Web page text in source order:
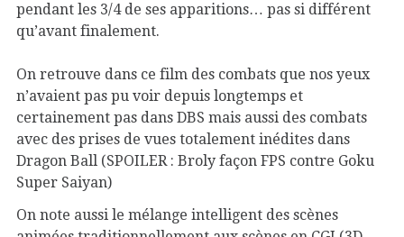
pendant les 3/4 de ses apparitions… pas si différent
qu’avant finalement.
On retrouve dans ce film des combats que nos yeux
n’avaient pas pu voir depuis longtemps et
certainement pas dans DBS mais aussi des combats
avec des prises de vues totalement inédites dans
Dragon Ball (SPOILER : Broly façon FPS contre Goku
Super Saiyan)
On note aussi le mélange intelligent des scènes